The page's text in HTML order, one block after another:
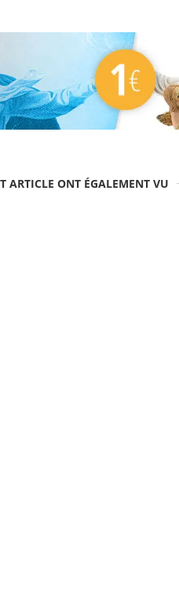
ARTICLE ONT ÉGALEMENT VU